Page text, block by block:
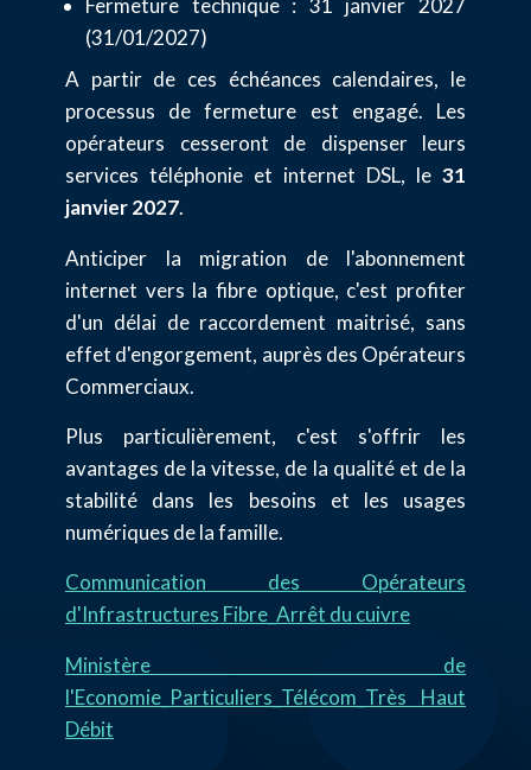
Fermeture technique : 31 janvier 2027
(31/01/2027)
A partir de ces échéances calendaires, le
processus de fermeture est engagé. Les
opérateurs cesseront de dispenser leurs
services téléphonie et internet DSL, le 31
janvier 2027.
Anticiper la migration de l'abonnement
internet vers la fibre optique, c'est profiter
d'un délai de raccordement maitrisé, sans
effet d'engorgement, auprès des Opérateurs
Commerciaux.
Plus particulièrement, c'est s'offrir les
avantages de la vitesse, de la qualité et de la
stabilité dans les besoins et les usages
numériques de la famille.
Communication des Opérateurs
d'Infrastructures Fibre_Arrêt du cuivre
Ministère de
l'Economie_Particuliers_Télécom_Très Haut
Débit